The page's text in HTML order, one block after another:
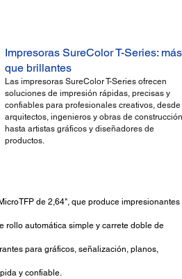
Impresoras SureColor T-Series: más
que brillantes
Las impresoras SureColor T-Series ofrecen
soluciones de impresión rápidas, precisas y
confiables para profesionales creativos, desde
arquitectos, ingenieros y obras de construcción
hasta artistas gráficos y diseñadores de
productos.
de 2,64", que produce impresionantes
rollo automática simple y carrete doble de
para gráficos, señalización, planos,
y confiable.